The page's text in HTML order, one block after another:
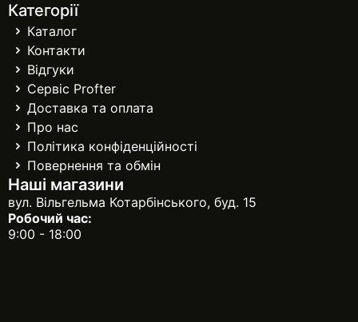
Категорії
Каталог
Контакти
Відгуки
Сервіс Profter
Доставка та оплата
Про нас
Політика конфіденційності
Повернення та обмін
Наші магазини
вул. Вільгельма Котарбінського, буд. 15
Робочий час:
9:00 - 18:00